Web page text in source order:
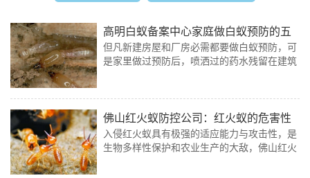
高明白蚁备案中心家庭做白蚁预防的五
个好处
但凡新建房屋和厂房必需都要做白蚁预防，可
是家里做过预防后，喷洒过的药水残留在建筑
吗？
佛山红火蚁防控公司：红火蚁的危害性
入侵红火蚁具有极强的适应能力与攻击性，是
生物多样性保护和农业生产的大敌，佛山红火